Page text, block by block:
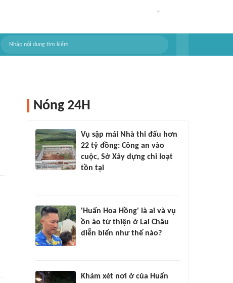
Nóng 24H
Vụ sập mái Nhà thi đấu hơn
22 tỷ đồng: Công an vào
cuộc, Sở Xây dựng chỉ loạt
tồn tại
'Huấn Hoa Hồng' là ai và vụ
ồn ào từ thiện ở Lai Châu
diễn biến như thế nào?
Khám xét nơi ở của Huấn